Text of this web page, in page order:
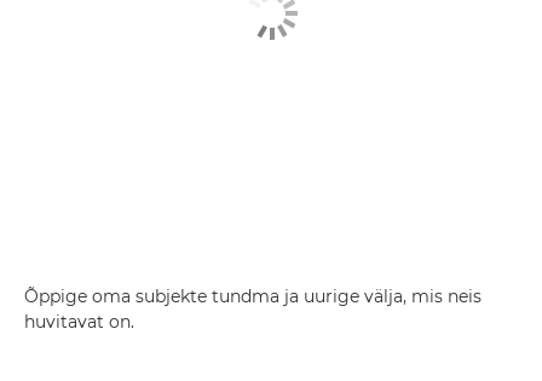
Õppige oma subjekte tundma ja uurige välja, mis neis
huvitavat on.